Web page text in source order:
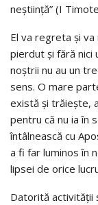
neștiință” (I
El va regreta și
pierdut și fără nici
noștrii nu au un
sens. O mare
există și trăiește,
pentru că nu ia în
întâlnească cu
a fi far luminos în
lipsei de orice
Datorită activității